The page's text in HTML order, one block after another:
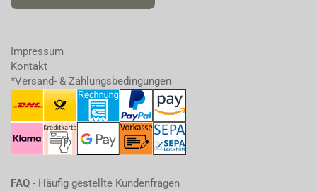
Impressum
Kontakt
*Versand- & Zahlungsbedingungen
FAQ - Häufig gestellte Kundenfragen